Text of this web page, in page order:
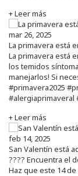
+ Leer más
mar 26, 2025
La primavera está
La primavera está
los temidos
manejarlos! Si
#primavera2025
#alergiaprimaveral
+ Leer más
feb 14, 2025
San Valentín está
???? Encuentra el
Haz que este 14